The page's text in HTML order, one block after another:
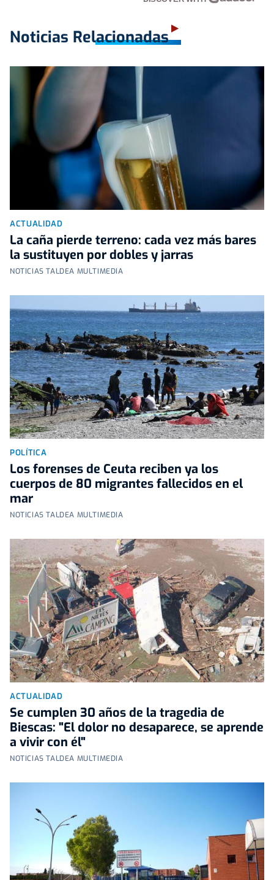
Noticias Relacionadas
ACTUALIDAD
La caña pierde terreno: cada vez más bares
la sustituyen por dobles y jarras
NOTICIAS TALDEA MULTIMEDIA
POLÍTICA
Los forenses de Ceuta reciben ya los
cuerpos de 80 migrantes fallecidos en el
mar
NOTICIAS TALDEA MULTIMEDIA
ACTUALIDAD
Se cumplen 30 años de la tragedia de
Biescas: "El dolor no desaparece, se aprende
a vivir con él"
NOTICIAS TALDEA MULTIMEDIA